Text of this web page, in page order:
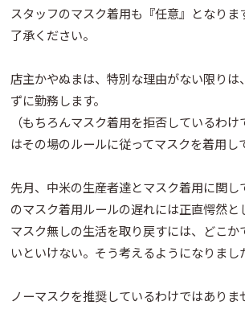
スタッフのマスク着用も『任意』となりま
了承ください。
店主かやぬまは、特別な理由がない限りは
ずに勤務します。
（もちろんマスク着用を拒否しているわ
はその場のルールに従ってマスクを着用し
先月、中米の生産者達とマスク着用に関
のマスク着用ルールの遅れには正直愕然と
マスク無しの生活を取り戻すには、どこか
いといけない。そう考えるようになりまし
ノーマスクを推奨しているわけではありま